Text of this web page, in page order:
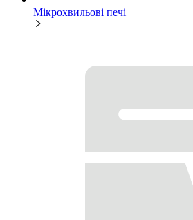
Мікрохвильові печі